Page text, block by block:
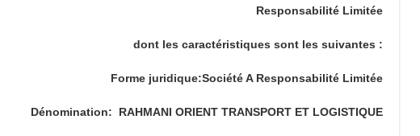
Responsabilité Limitée
dont les caractéristiques sont les suivantes :
Forme juridique:Société A Responsabilité Limitée
Dénomination: RAHMANI ORIENT TRANSPORT ET LOGISTIQUE